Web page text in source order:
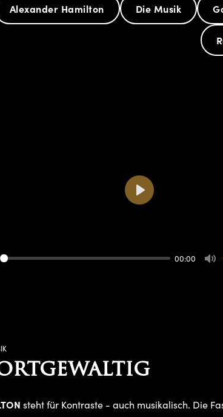
Alexander Hamilton Die Musik
00:00
Play
steht für Kontraste - auch musikalisch. Die